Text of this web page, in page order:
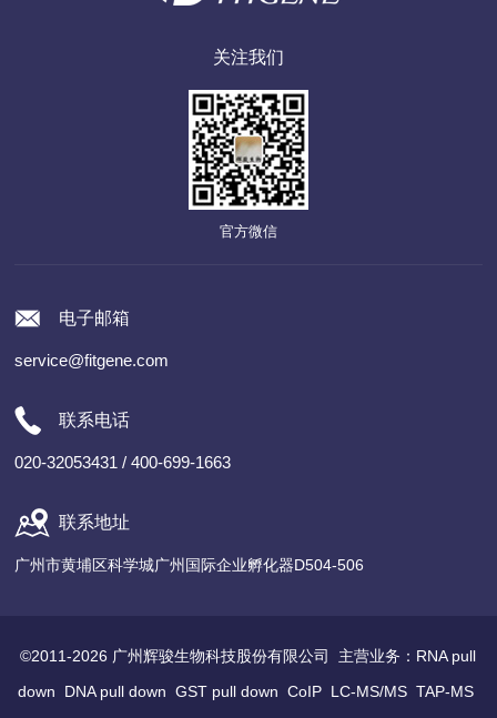
关注我们
官方微信
电子邮箱
service@fitgene.com
联系电话
020-32053431 / 400-699-1663
联系地址
广州市黄埔区科学城广州国际企业孵化器D504-506
©2011-2026 广州辉骏生物科技股份有限公司 主营业务： RNA pull
down
DNA pull down GST pull down CoIP LC-MS/MS TAP-MS